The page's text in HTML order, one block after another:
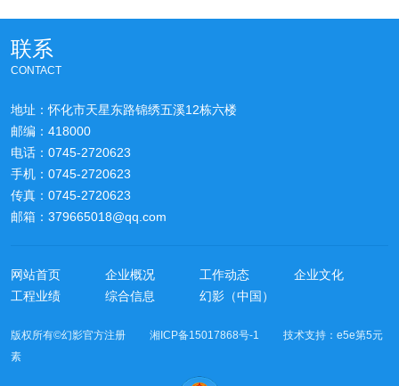
联系
CONTACT
地址：怀化市天星东路锦绣五溪12栋六楼
邮编：418000
电话：0745-2720623
手机：0745-2720623
传真：0745-2720623
邮箱：379665018@qq.com
网站首页 企业概况 工作动态
企业文化
工程业绩
综合信息 幻影（中国）
版权所有©幻影官方注册 湘ICP备15017868号-1 技术支持： e5e第5元
素